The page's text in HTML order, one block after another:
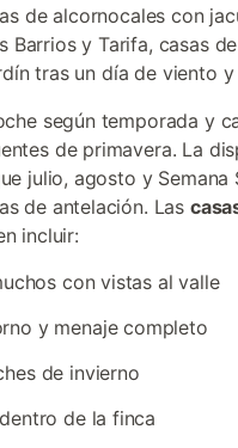
de alcornocales con
y Tarifa, casas
tras un día de viento y
según temporada y
de primavera. La
julio, agosto y Semana
de antelación. Las
incluir:
con vistas al valle
y menaje completo
de invierno
de la finca